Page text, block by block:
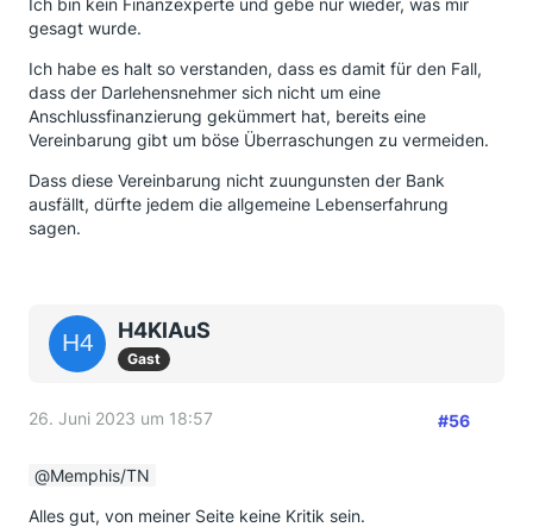
Ich bin kein Finanzexperte und gebe nur wieder, was mir
gesagt wurde.
Ich habe es halt so verstanden, dass es damit für den Fall,
dass der Darlehensnehmer sich nicht um eine
Anschlussfinanzierung gekümmert hat, bereits eine
Vereinbarung gibt um böse Überraschungen zu vermeiden.
Dass diese Vereinbarung nicht zuungunsten der Bank
ausfällt, dürfte jedem die allgemeine Lebenserfahrung
sagen.
H4KlAuS
Gast
26. Juni 2023 um 18:57 #56
Memphis/TN
Alles gut, von meiner Seite keine Kritik sein.